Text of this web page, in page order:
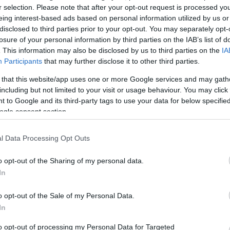
selection. Please note that after your opt-out request is processed
interest-based ads based on personal information utilized by us
to third parties prior to your opt-out. You may separately
of your personal information by third parties on the IAB’s list of
This information may also be disclosed by us to third parties on the
Participants that may further disclose it to other third parties.
that this website/app uses one or more Google services and may
but not limited to your visit or usage behaviour. You may
to Google and its third-party tags to use your data for below
consent section.
Data Processing Opt Outs
opt-out of the Sharing of my personal data.
opt-out of the Sale of my Personal Data.
opt-out of processing my Personal Data for Targeted
vettem észre, pontosabban nem volt
képességem, hogy tudjam: a
nyitni az ajtaját. Szóval felszálltam és
rámcsapja a fülkéje ajtaját. Idegbeteg
közli, hogy ott a 2. ajtó azon is fel lehet
neki, hogy nem tudtam mire
olyan kedves, hogy rámcsapja az
hogy: Takarodj hátra baszdmeg,
Khm. mondanom sem kell nagyon jól
is gondoltam, hogy egy rejtett
sok kedvességet amit nem csak a
buszmegállókban,
budapest
A blog
A BKV-
ért
a BKV-
talál,
nekünk!